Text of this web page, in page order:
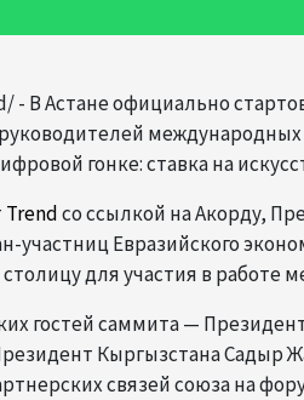
- В Астане официально
руководителей
гонке: ставка на
Trendсо ссылкой на Акорду,
участниц Евразийского
для участия в работе
гостей саммита —
Кыргызстана Садыр
связей союза на